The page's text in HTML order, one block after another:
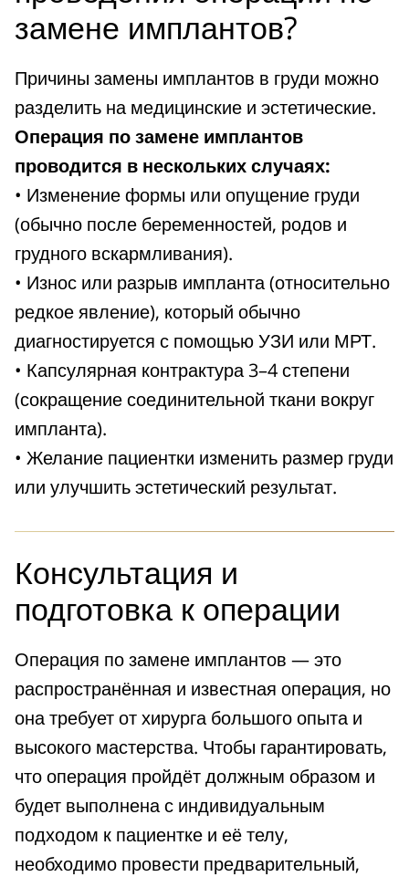
замене имплантов?
Причины замены имплантов в груди можно
разделить на медицинские и эстетические.
Операция по замене имплантов
проводится в нескольких случаях:
• Изменение формы или опущение груди
(обычно после беременностей, родов и
грудного вскармливания).
• Износ или разрыв импланта (относительно
редкое явление), который обычно
диагностируется с помощью УЗИ или МРТ.
• Капсулярная контрактура 3–4 степени
(сокращение соединительной ткани вокруг
импланта).
• Желание пациентки изменить размер груди
или улучшить эстетический результат.
Консультация и
подготовка к операции
Операция по замене имплантов — это
распространённая и известная операция, но
она требует от хирурга большого опыта и
высокого мастерства. Чтобы гарантировать,
что операция пройдёт должным образом и
будет выполнена с индивидуальным
подходом к пациентке и её телу,
необходимо провести предварительный,